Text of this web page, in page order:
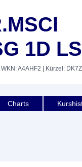
1D LS
| WKN: A4AHF2 | Kürzel: DK7Z
Charts